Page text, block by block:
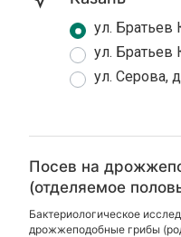
ул. Братьев
ул. Братьев
ул. Серова,
Посев на
(отделяемое
Бактериологическое
дрожжеподобные грибы